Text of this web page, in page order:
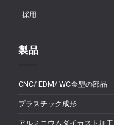
採用
製品
CNC/ EDM/ WC金型の部品
プラスチック成形